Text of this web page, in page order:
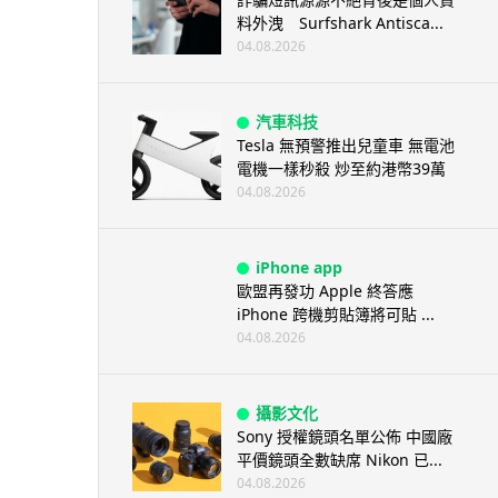
料外洩 Surfshark Antisca...
04.08.2026
汽車科技
Tesla 無預警推出兒童車 無電池
電機一樣秒殺 炒至約港幣39萬
04.08.2026
iPhone app
歐盟再發功 Apple 終答應
iPhone 跨機剪貼簿將可貼 ...
04.08.2026
攝影文化
Sony 授權鏡頭名單公佈 中國廠
平價鏡頭全數缺席 Nikon 已...
04.08.2026